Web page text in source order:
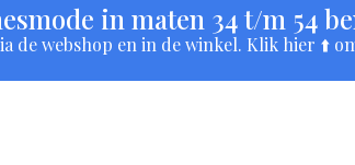
in maten 34 t/m 54
de webshop en in de winkel. Klik hier ⬆️